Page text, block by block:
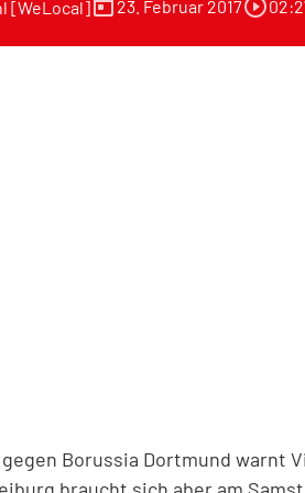
[WeLocal]today 23. Februar 2017play_circle_outline
Borussia Dortmund warnt